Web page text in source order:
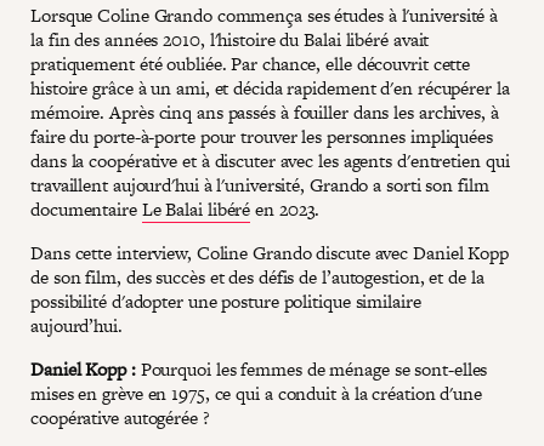
Lorsque Coline Grando commença ses études à l'université à
la fin des années 2010, l'histoire du Balai libéré avait
pratiquement été oubliée. Par chance, elle découvrit cette
histoire grâce à un ami, et décida rapidement d'en récupérer la
mémoire. Après cinq ans passés à fouiller dans les archives, à
faire du porte-à-porte pour trouver les personnes impliquées
dans la coopérative et à discuter avec les agents d'entretien qui
travaillent aujourd'hui à l'université, Grando a sorti son film
documentaireLe Balai libéréen 2023.
Dans cette interview, Coline Grando discute avec Daniel Kopp
de son film, des succès et des défis de l’autogestion, et de la
possibilité d'adopter une posture politique similaire
aujourd’hui.
Daniel Kopp :Pourquoi les femmes de ménage se sont-elles
mises en grève en 1975, ce qui a conduit à la création d'une
coopérative autogérée ?